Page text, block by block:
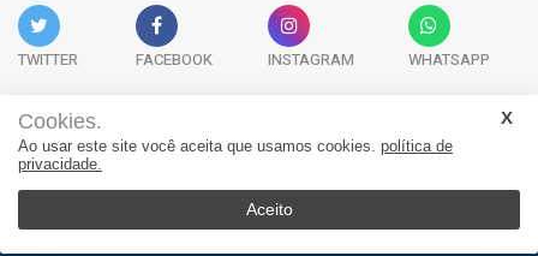
TWITTER FACEBOOK INSTAGRAM WHATSAPP
Acervo Digital Fale Conosco Quem Somos
Cookies.
Ao usar este site você aceita que usamos cookies. política de
privacidade.
Aceito